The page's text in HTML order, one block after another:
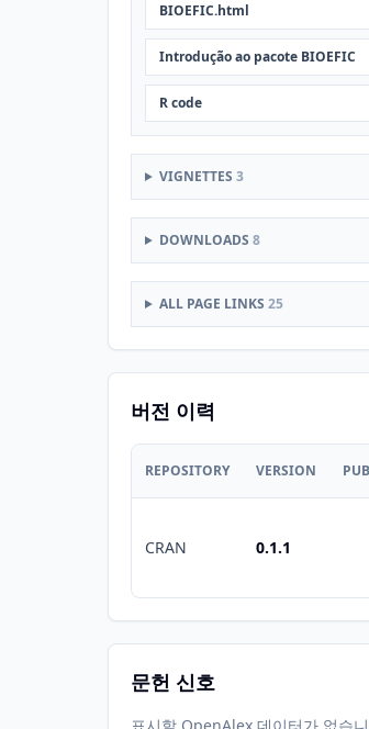
BIOEFIC.html
Introdução ao pacote BIOEFIC
R code
VIGNETTES 3
DOWNLOADS 8
ALL PAGE LINKS 25
버전 이력
REPOSITORY VERSION
CRAN 0.1.1
문헌 신호